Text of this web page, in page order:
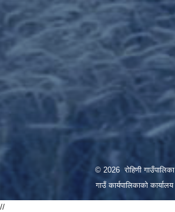
© 2026 रोहिणी गाउँपालिका
गाउँ कार्यपालिकाको कार्यालय
//